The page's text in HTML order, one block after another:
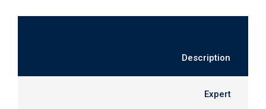
Description
Expert